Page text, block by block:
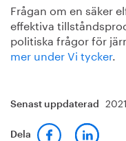
Frågan om en säker
effektiva
politiska frågor för
mer under Vi tycker.
Senast uppdaterad
Dela